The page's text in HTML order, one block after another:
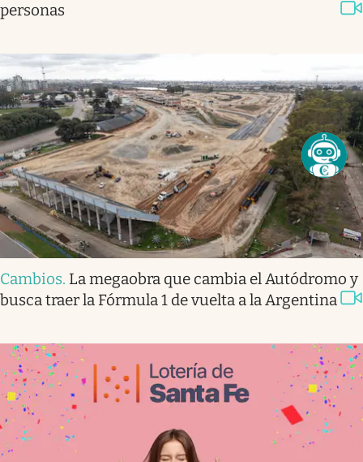
personas
Cambios. La megaobra que cambia el Autódromo y
busca traer la Fórmula 1 de vuelta a la Argentina